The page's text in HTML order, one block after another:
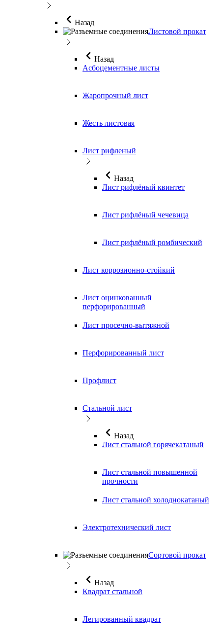
Назад
Листовой прокат
Назад
Асбоцементные листы
Жаропрочный лист
Жесть листовая
Лист рифленый
Назад
Лист рифлёный квинтет
Лист рифлёный чечевица
Лист рифлёный ромбический
Лист коррозионно-стойкий
Лист оцинкованный
перфорированный
Лист просечно-вытяжной
Перфорированный лист
Профлист
Стальной лист
Назад
Лист стальной горячекатаный
Лист стальной повышенной
прочности
Лист стальной холоднокатаный
Электротехнический лист
Сортовой прокат
Назад
Квадрат стальной
Легированный квадрат